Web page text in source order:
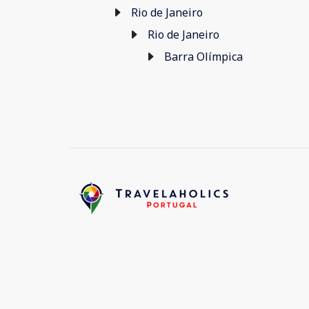
Rio de Janeiro
Rio de Janeiro
Barra Olímpica